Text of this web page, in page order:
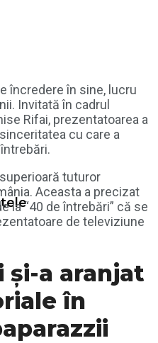
încredere în sine, lucru
Invitată în cadrul
Rifai, prezentatoarea a
cu care a
tuturor
Aceasta a precizat
la “40 de întrebări” că se
de televiziune
și-a aranjat
în